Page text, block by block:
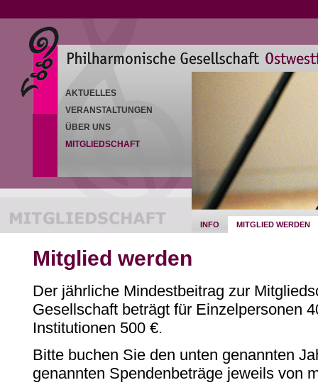
AKTUELLES
VERANSTALTUNGEN
ÜBER UNS
MITGLIEDSCHAFT
INFO MITGLIED WERDEN
Mitglied werden
Der jährliche Mindestbeitrag zur
Gesellschaft beträgt für Einzelpersonen
Institutionen 500 €.
Bitte buchen Sie den unten genannten
genannten Spendenbeträge jeweils von